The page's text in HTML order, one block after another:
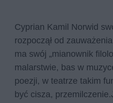
Cyprian Kamil Norwid
rozpoczął od
ma swój „mianownik
malarstwie, bas w
poezji, w teatrze takim
być cisza,